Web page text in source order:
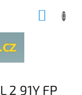
2 91Y FP